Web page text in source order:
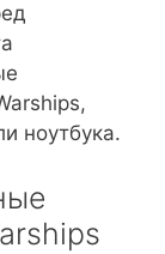
ноутбука.